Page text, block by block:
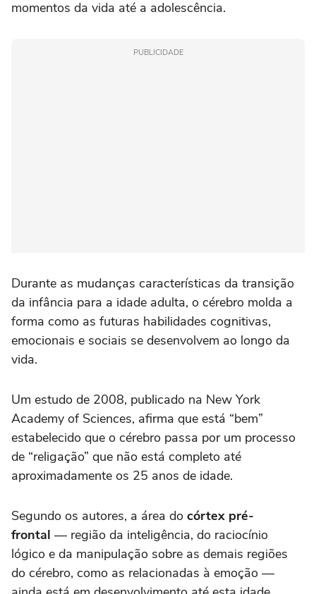
momentos da vida até a adolescência.
PUBLICIDADE
Durante as mudanças características da transição
da infância para a idade adulta, o cérebro molda a
forma como as futuras habilidades cognitivas,
emocionais e sociais se desenvolvem ao longo da
vida.
Um estudo de 2008, publicado na New York
Academy of Sciences, afirma que está “bem”
estabelecido que o cérebro passa por um processo
de “religação” que não está completo até
aproximadamente os 25 anos de idade.
Segundo os autores, a área do córtex pré-
frontal — região da inteligência, do raciocínio
lógico e da manipulação sobre as demais regiões
do cérebro, como as relacionadas à emoção —